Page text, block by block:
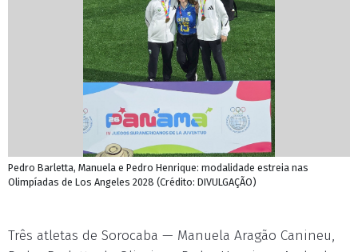
Pedro Barletta, Manuela e Pedro Henrique: modalidade estreia nas
Olimpíadas de Los Angeles 2028 (Crédito: DIVULGAÇÃO)
Três atletas de Sorocaba — Manuela Aragão Canineu,